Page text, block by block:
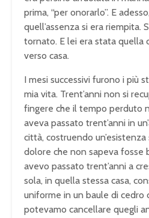
prima, “per onorarlo”. E
quell’assenza si era riempita.
tornato. E lei era stata quella
verso casa.
I mesi successivi furono i più
mia vita. Trent’anni non si
fingere che il tempo perduto
aveva passato trent’anni in
città, costruendo
dolore che non sapeva fosse
avevo passato trent’anni a
sola, in quella stessa casa,
uniforme in un baule di cedro
potevamo cancellare quegli